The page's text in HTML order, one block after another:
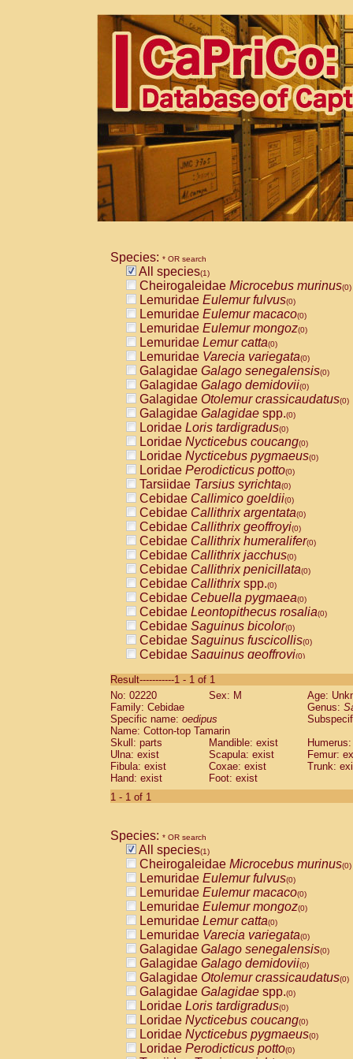
Species: * OR search
All species(1)
Cheirogaleidae Microcebus murinus(0)
Lemuridae Eulemur fulvus(0)
Lemuridae Eulemur macaco(0)
Lemuridae Eulemur mongoz(0)
Lemuridae Lemur catta(0)
Lemuridae Varecia variegata(0)
Galagidae Galago senegalensis(0)
Galagidae Galago demidovii(0)
Galagidae Otolemur crassicaudatus(0)
Galagidae Galagidae spp.(0)
Loridae Loris tardigradus(0)
Loridae Nycticebus coucang(0)
Loridae Nycticebus pygmaeus(0)
Loridae Perodicticus potto(0)
Tarsiidae Tarsius syrichta(0)
Cebidae Callimico goeldii(0)
Cebidae Callithrix argentata(0)
Cebidae Callithrix geoffroyi(0)
Cebidae Callithrix humeralifer(0)
Cebidae Callithrix jacchus(0)
Cebidae Callithrix penicillata(0)
Cebidae Callithrixspp.(0)
Cebidae Cebuella pygmaea(0)
Cebidae Leontopithecus rosalia(0)
Cebidae Saguinus bicolor(0)
Cebidae Saguinus fuscicollis(0)
Cebidae Saguinus geoffroyi(0)
CebidaeSaguinus labiatus(0)
Cebidae Saguinus leucopus (0)
Cebidae
CebidaeSaguinus mystax
Cebidae Saguinus nigricollis (0)
Cebidae Saguinus oedipus
Cebidae Saguinus weddelli
Cebidae Saguinusspp.
Cebidae
CebidaeCebus capucinus
CebidaeCebus nigrivittatus
CebidaeCebus spp.(0)
CebidaeSaimiri boliviensis(0)
CebidaeSaimiri sciureus(0)
AtelidaeAlouatta caraya(0)
AtelidaeAlouatta fusca(0)
AtelidaeAlouatta seniculus(0)
AtelidaeAlouattaspp.(0)
AtelidaeAteles belzebuth(0)
AtelidaeAteles geoffroyi(0)
AtelidaeAteles paniscus(0)
AtelidaeAtelesspp.(0)
AtelidaeLagothrix lagothricha(0)
AtelidaeLagothrix lagothricha cana
PitheciidaeCacajao calvus
Result-----------1 - 1 of 1
No: 02220
Sex: M
Age:
Family: Cebidae
Genus:
Specific name: oedipus
Name: Cotton-top Tamarin
Skull: parts
Mandible: exist
Ulna: exist
Scapula: exist
Femur:
Fibula: exist
Coxae: exist
Trunk:
Hand: exist
Foot: exist
1 - 1 of 1
Species: * OR search
All species(1)
Cheirogaleidae Microcebus murinus(0)
Lemuridae Eulemur fulvus(0)
Lemuridae Eulemur macaco(0)
Lemuridae Eulemur mongoz(0)
Lemuridae Lemur catta(0)
Lemuridae Varecia variegata(0)
Galagidae Galago senegalensis(0)
Galagidae Galago demidovii(0)
Galagidae Otolemur crassicaudatus(0)
Galagidae Galagidae spp.(0)
Loridae Loris tardigradus(0)
Loridae Nycticebus coucang(0)
Loridae Nycticebus pygmaeus(0)
Loridae Perodicticus potto(0)